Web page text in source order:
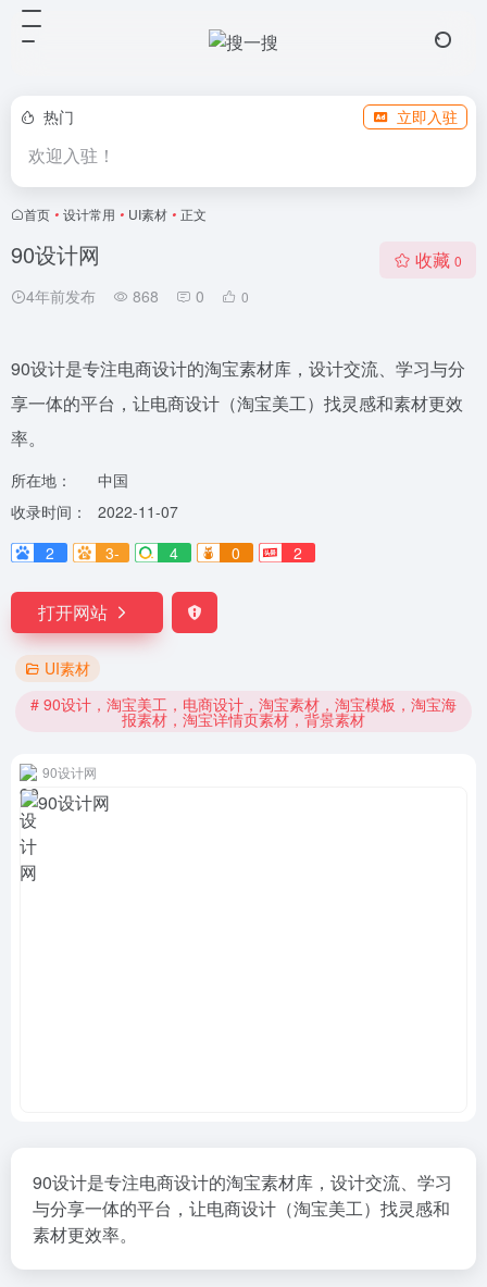
热门 立即入驻
欢迎入驻！
首页 • 设计常用 • UI素材 • 正文
90设计网
4年前发布 868 0 0
收藏 0
90设计是专注电商设计的淘宝素材库，设计交流、学习与分
享一体的平台，让电商设计（淘宝美工）找灵感和素材更效
率。
所在地：
中国
收录时间：
2022-11-07
2
3- 4 0 2
打开网站
UI素材
# 90设计，淘宝美工，电商设计，淘宝素材，淘宝模板，淘宝海
报素材，淘宝详情页素材，背景素材
90设计网
90设计是专注电商设计的淘宝素材库，设计交流、学习
与分享一体的平台，让电商设计（淘宝美工）找灵感和
素材更效率。